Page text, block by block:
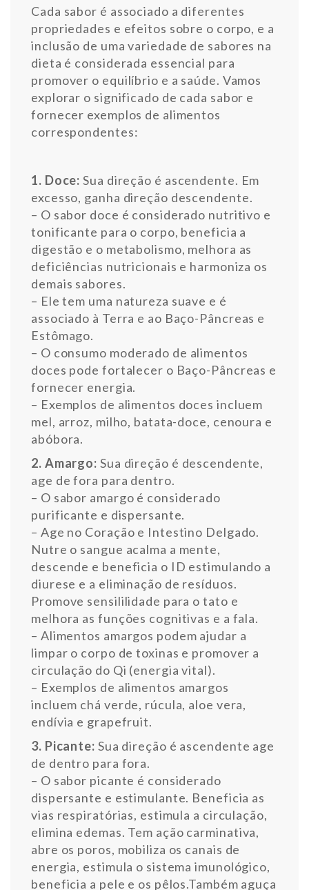
Cada sabor é associado a diferentes
propriedades e efeitos sobre o corpo, e a
inclusão de uma variedade de sabores na
dieta é considerada essencial para
promover o equilíbrio e a saúde. Vamos
explorar o significado de cada sabor e
fornecer exemplos de alimentos
correspondentes:
1. Doce: Sua direção é ascendente. Em
excesso, ganha direção descendente.
– O sabor doce é considerado nutritivo e
tonificante para o corpo, beneficia a
digestão e o metabolismo, melhora as
deficiências nutricionais e harmoniza os
demais sabores.
– Ele tem uma natureza suave e é
associado à Terra e ao Baço-Pâncreas e
Estômago.
– O consumo moderado de alimentos
doces pode fortalecer o Baço-Pâncreas e
fornecer energia.
– Exemplos de alimentos doces incluem
mel, arroz, milho, batata-doce, cenoura e
abóbora.
2. Amargo: Sua direção é descendente,
age de fora para dentro.
– O sabor amargo é considerado
purificante e dispersante.
– Age no Coração e Intestino Delgado.
Nutre o sangue acalma a mente,
descende e beneficia o ID estimulando a
diurese e a eliminação de resíduos.
Promove sensililidade para o tato e
melhora as funções cognitivas e a fala.
– Alimentos amargos podem ajudar a
limpar o corpo de toxinas e promover a
circulação do Qi (energia vital).
– Exemplos de alimentos amargos
incluem chá verde, rúcula, aloe vera,
endívia e grapefruit.
3. Picante: Sua direção é ascendente age
de dentro para fora.
– O sabor picante é considerado
dispersante e estimulante. Beneficia as
vias respiratórias, estimula a circulação,
elimina edemas. Tem ação carminativa,
abre os poros, mobiliza os canais de
energia, estimula o sistema imunológico,
beneficia a pele e os pêlos.Também aguça